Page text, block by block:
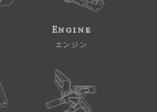
Engine
エンジン